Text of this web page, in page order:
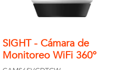
SIGHT - Cámara de
Monitoreo WiFi 360°